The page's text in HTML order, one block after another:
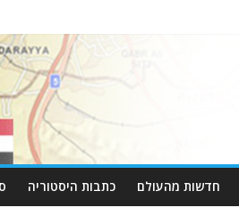
חדשות מהעולם כתבות היסטוריה